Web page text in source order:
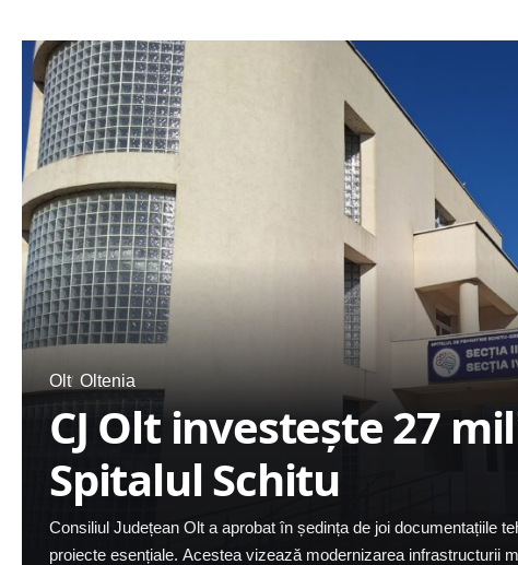
Olt Oltenia
CJ Olt investește 27
Spitalul Schitu
Consiliul Județean Olt a aprobat în ședința de joi documentațiile
proiecte esențiale. Acestea vizează modernizarea infrastructurii